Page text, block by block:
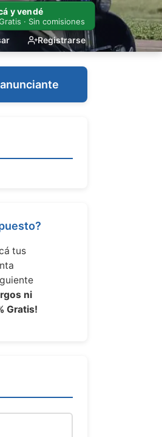
y vendé
· Sin comisiones
Registrarse
tus
ni
Gratis!